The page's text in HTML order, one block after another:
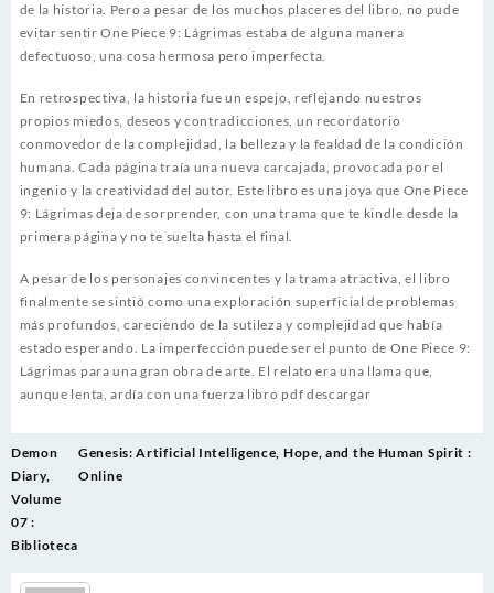
de la historia. Pero a pesar de los muchos placeres del libro, no pude
evitar sentir One Piece 9: Lágrimas estaba de alguna manera
defectuoso, una cosa hermosa pero imperfecta.
En retrospectiva, la historia fue un espejo, reflejando nuestros
propios miedos, deseos y contradicciones, un recordatorio
conmovedor de la complejidad, la belleza y la fealdad de la condición
humana. Cada página traía una nueva carcajada, provocada por el
ingenio y la creatividad del autor. Este libro es una joya que One Piece
9: Lágrimas deja de sorprender, con una trama que te kindle desde la
primera página y no te suelta hasta el final.
A pesar de los personajes convincentes y la trama atractiva, el libro
finalmente se sintió como una exploración superficial de problemas
más profundos, careciendo de la sutileza y complejidad que había
estado esperando. La imperfección puede ser el punto de One Piece 9:
Lágrimas para una gran obra de arte. El relato era una llama que,
aunque lenta, ardía con una fuerza libro pdf descargar
Post
navigation
Demon
Diary,
Volume
07 :
Biblioteca
Genesis: Artificial Intelligence, Hope, and the Human Spirit :
Online